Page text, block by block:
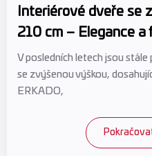
Interiérové ​​dveře se
210 cm – Elegance a
V posledních letech jsou
se zvýšenou výškou,
ERKADO,